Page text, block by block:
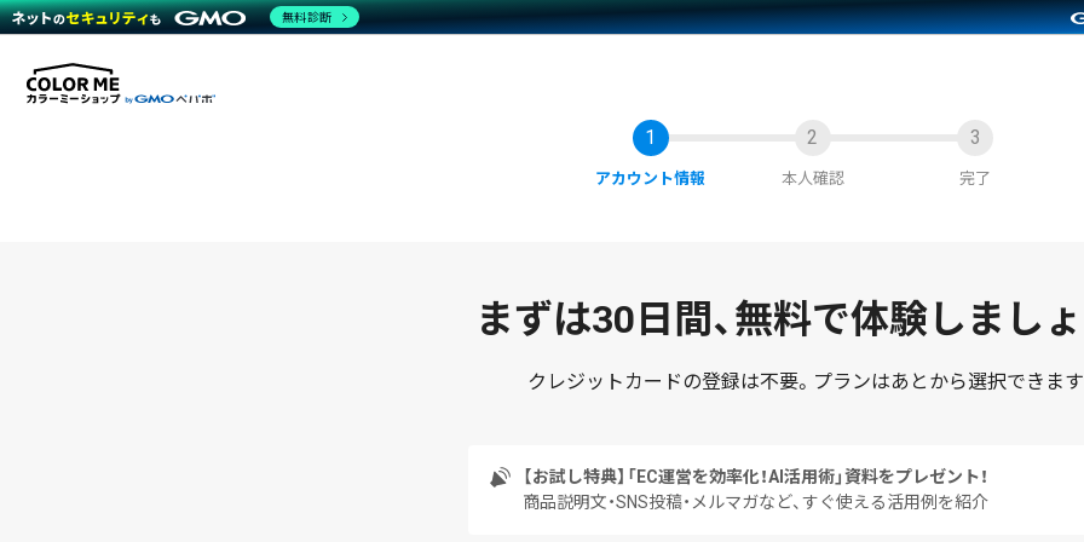
アカウント情報 本人確認 完了
まずは30日間、無料で体験しまし
クレジットカードの登録は不要。 プランはあとから選択できます
【お試し特典】 「EC運営を効率化！AI活用術」資料をプレゼント！
商品説明文・SNS投稿・メルマガなど、すぐ使える活用例を紹介
無料診断